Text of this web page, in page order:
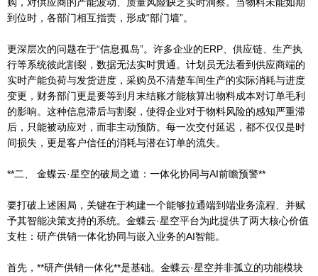
到位时，各部门相互指责，形成“部门墙”。
更深层次的问题在于“信息孤岛”。许多企业的ERP、供应链、生产执
行等系统彼此割裂，数据无法实时贯通。计划员无法看到供应商端的
实时产能负荷与发货进度，采购员不清楚车间生产的实际消耗与进度
变更，财务部门更是要等到月末结账才能核算出物料成本对订单毛利
的影响。这种信息滞后与割裂，使得企业对于物料风险的感知严重滞
后，只能被动应对，而非主动预防。每一次交付延迟，都不仅仅是时
间损失，更是客户信任的消耗与潜在订单的流失。
**二、 金蝶云·星空的破局之道：一体化协同与AI前瞻预警**
要打破上述困局，关键在于构建一个能够拉通端到端业务流程、并赋
予其智能决策支持的系统。金蝶云·星空平台为此提供了两大核心价值
支柱：研产供销一体化协同与嵌入业务的AI智能。
首先，**研产供销一体化**是基础。金蝶云·星空并非孤立的功能模块